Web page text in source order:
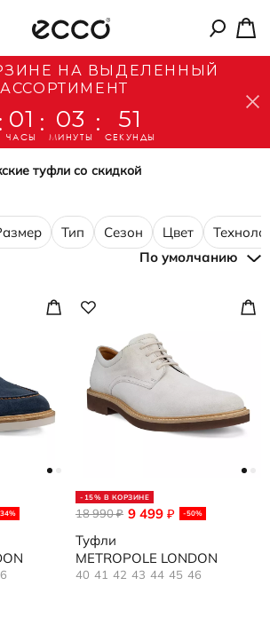
НА ВЫДЕЛЕННЫЙ
АССОРТИМЕНТ
: 01
ЧАСЫ
: 03
МИНУТЫ
: 51
СЕКУНДЫ
туфли со скидкой
Тип Сезон Цвет
По умолчанию
-15% В КОРЗИНЕ
9 499 ₽ -50%
18 990₽
Туфли
METROPOLE LONDON
40 41 42 43 44 45 46